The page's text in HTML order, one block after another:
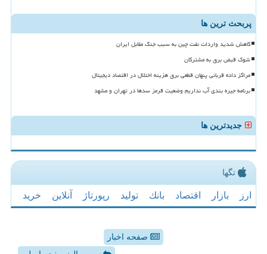
پربحث ترین ها
کاهش شدید واردات نفت چین به سبب جنگ مقابل ایران
شوک قبض برق به مشترکان
مراکز داده قربانی پنهان قطعی برق هزینه اختلال در اقتصاد دیجیتال
برنامه جیره بندی آب نداریم وضعیت قرمز سدها در تهران و مشهد
جدیدترین ها
تگها
ارز بازار اقتصاد بانك تولید رپورتاژ آنلاین خرید
صفحه اخبار